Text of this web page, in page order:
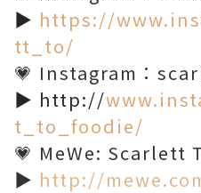
▶️ https://
tt_to/
💗 Instagram：
▶️ http://
t_to_foodie/
💗 MeWe: Scarlett
▶️ http://